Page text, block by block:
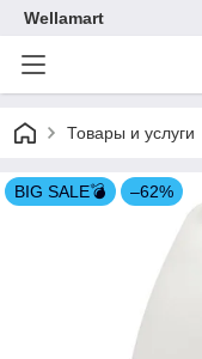
Wellamart
Товары и услуги
BIG SALE💣 –62%